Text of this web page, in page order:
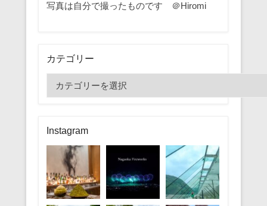
写真は自分で撮ったものです ＠Hiromi
カテゴリー
テ
リ
ー
Instagram